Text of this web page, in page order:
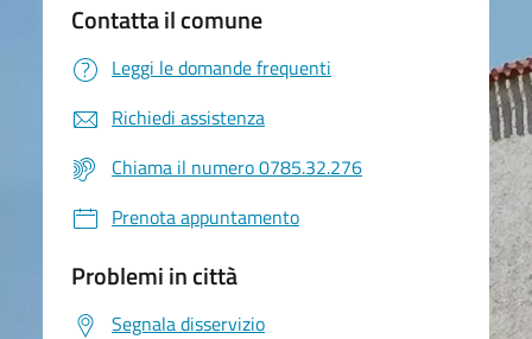
Contatta il comune
Leggi le domande frequenti
Richiedi assistenza
Chiama il numero 0785.32.276
Prenota appuntamento
Problemi in città
Segnala disservizio